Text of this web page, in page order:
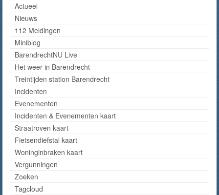
Actueel
Nieuws
112 Meldingen
Miniblog
BarendrechtNU Live
Het weer in Barendrecht
Treintijden station Barendrecht
Incidenten
Evenementen
Incidenten & Evenementen kaart
Straatroven kaart
Fietsendiefstal kaart
Woninginbraken kaart
Vergunningen
Zoeken
Tagcloud